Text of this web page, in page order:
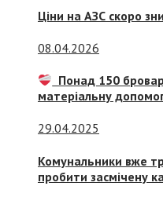
Ціни на АЗС скоро
08.04.2026
Понад 150
матеріальну
29.04.2025
Комунальники вже
пробити засмічену